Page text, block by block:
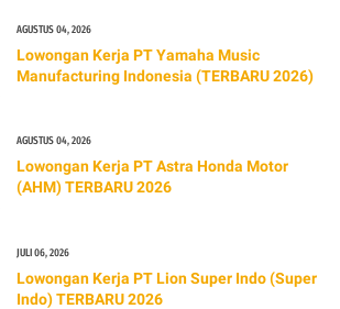
AGUSTUS 04, 2026
Lowongan Kerja PT Yamaha Music
Manufacturing Indonesia (TERBARU 2026)
AGUSTUS 04, 2026
Lowongan Kerja PT Astra Honda Motor
(AHM) TERBARU 2026
JULI 06, 2026
Lowongan Kerja PT Lion Super Indo (Super
Indo) TERBARU 2026